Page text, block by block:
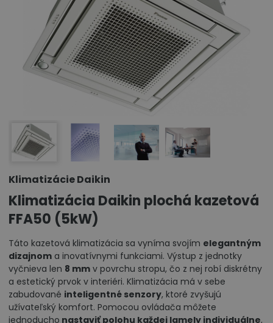
Klimatizácie Daikin
Klimatizácia Daikin plochá kazetová
FFA50 (5kW)
Táto kazetová klimatizácia sa vyníma svojím elegantným
dizajnom a inovatívnymi funkciami. Výstup z jednotky
vyčnieva len 8 mm v povrchu stropu, čo z nej robí diskrétny
a estetický prvok v interiéri. Klimatizácia má v sebe
zabudované inteligentné senzory, ktoré zvyšujú
užívateľský komfort. Pomocou ovládača môžete
jednoducho nastaviť polohu každej lamely individuálne,